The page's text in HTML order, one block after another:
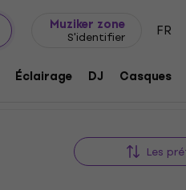
Muziker zone
S'identifier FR
Éclairage DJ Casques
Les